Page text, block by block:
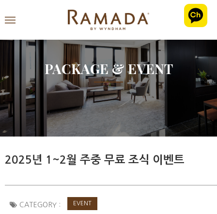
PACKAGE & EVENT
2025년 1~2월 주중 무료 조식 이벤트
CATEGORY : EVENT